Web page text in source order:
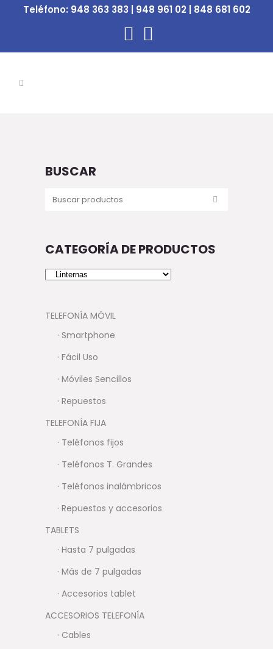
Teléfono: 948 363 383 | 948 961 02 | 848 681 602
BUSCAR
CATEGORÍA DE PRODUCTOS
TELEFONÍA MÓVIL
· Smartphone
· Fácil Uso
· Móviles Sencillos
· Repuestos
TELEFONÍA FIJA
· Teléfonos fijos
· Teléfonos T. Grandes
· Teléfonos inalámbricos
· Repuestos y accesorios
TABLETS
· Hasta 7 pulgadas
· Más de 7 pulgadas
· Accesorios tablet
ACCESORIOS TELEFONÍA
· Cables